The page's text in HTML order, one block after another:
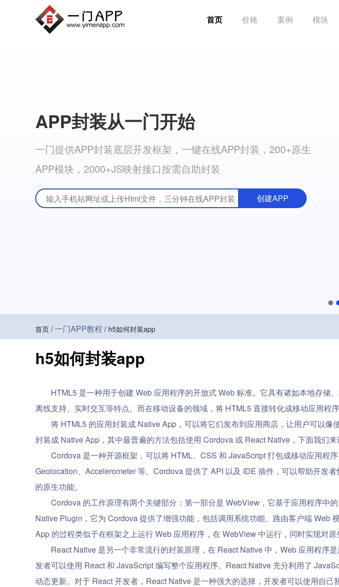
首页 价格 案例 模块
APP封装从一门开始
一门提供APP封装底层开发框架，一键在线APP封装，200+原生
APP模块，2000+JS映射接口按需自助封装
创建APP
首页 / 一门APP教程 / h5如何封装app
h5如何封装app
HTML5 是一种用于创建 Web 应用程序的开放式 Web 标准。它具有诸如本地存
离线支持、实时交互等特点。而在移动设备的领域，将 HTML5 直接转化成移动应用程
将 HTML5 的应用封装成 Native App，可以将它们发布到应用商店，让用户可以
封装成 Native App，其中最普遍的方法包括使用 Cordova 或 React Native，下面我们来
Cordova 是一种开源框架，可以将 HTML、CSS 和 JavaScript 打包成移动应用程
Geolocation、Accelerometer 等。Cordova 提供了 API 以及 IDE 插件，可以帮助开发
的原生功能。
Cordova 的工作原理有两个关键部分：第一部分是 WebView，它基于应用程序中
Native Plugin，它为 Cordova 提供了增强功能，包括调用系统功能、路由客户端
App 的过程类似于在框架之上运行 Web 应用程序，在 WebView 中运行，同时实现对原
React Native 是另一个非常流行的封装原理，在 React Native 中，Web 应用程序
发者可以使用 React 和 JavaScript 编写整个应用程序。React Native 充分利用了
动态更新。对于 React 开发者，React Native 是一种强大的选择，开发者可以使用自己